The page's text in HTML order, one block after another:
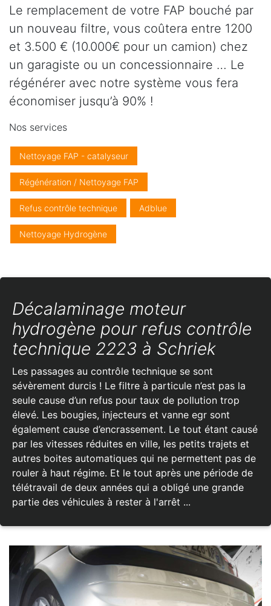
Le remplacement de votre FAP bouché par
un nouveau filtre, vous coûtera entre 1200
et 3.500 € (10.000€ pour un camion) chez
un garagiste ou un concessionnaire … Le
régénérer avec notre système vous fera
économiser jusqu’à 90% !
Nos services
Nettoyage FAP - catalyseur
Régénération / Nettoyage FAP
Refus contrôle technique Adblue
Nettoyage Hydrogène
Décalaminage moteur
hydrogène pour refus contrôle
technique 2223 à Schriek
Les passages au contrôle technique se sont
sévèrement durcis ! Le filtre à particule n’est pas la
seule cause d’un refus pour taux de pollution trop
élevé. Les bougies, injecteurs et vanne egr sont
également cause d’encrassement. Le tout étant causé
par les vitesses réduites en ville, les petits trajets et
autres boites automatiques qui ne permettent pas de
rouler à haut régime. Et le tout après une période de
télétravail de deux années qui a obligé une grande
partie des véhicules à rester à l'arrêt ...